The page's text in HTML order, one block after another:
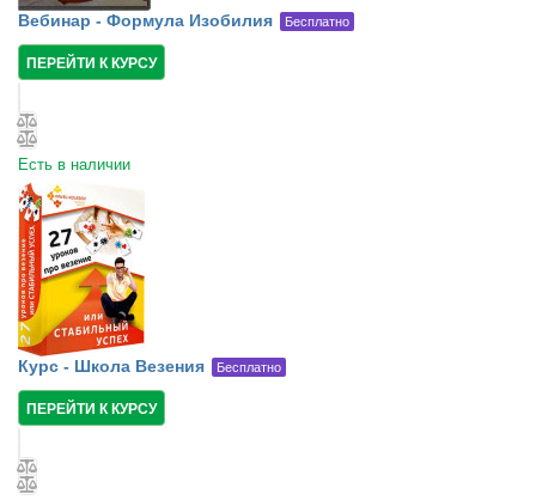
Вебинар - Формула Изобилия Бесплатно
ПЕРЕЙТИ К КУРСУ
Есть в наличии
Курс - Школа Везения Бесплатно
ПЕРЕЙТИ К КУРСУ